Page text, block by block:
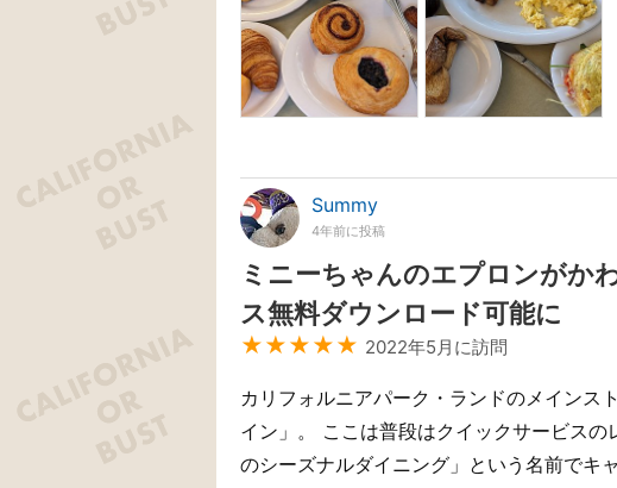
Summy
4年前に投稿
ミニーちゃんのエプロンがか
ス無料ダウンロード可能に
★★★★★ 2022年5月に訪問
カリフォルニアパーク・ランドのメインス
イン」。 ここは普段はクイックサービス
のシーズナルダイニング」という名前でキ